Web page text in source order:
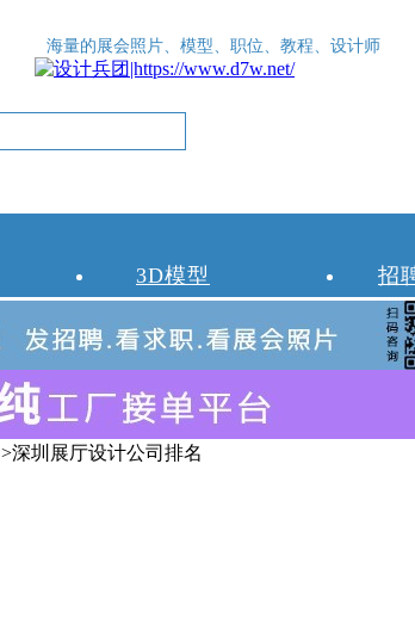
海量的展会照片、模型、职位、教程、设计师
3D模型 招
>深圳展厅设计公司排名